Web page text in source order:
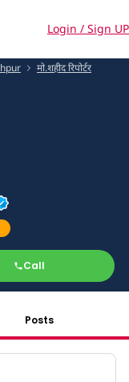
Login / Sign UP
मो.शहीद रिपोर्टर
Call
Posts